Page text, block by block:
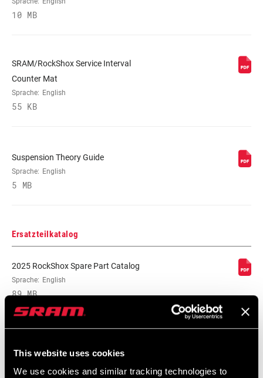
This website uses cookies
We use cookies and similar tracking technologies to
MAXIMALE
MINIMALE
160mm
10 MB
SRAM/RockShox Service Interval
Counter Mat
Sprache: English
55 KB
Suspension Theory Guide
Sprache: English
5 MB
Ersatzteilkatalog
2025 RockShox Spare Part Catalog
Sprache: English
89 MB
Sprache: English
96 MB